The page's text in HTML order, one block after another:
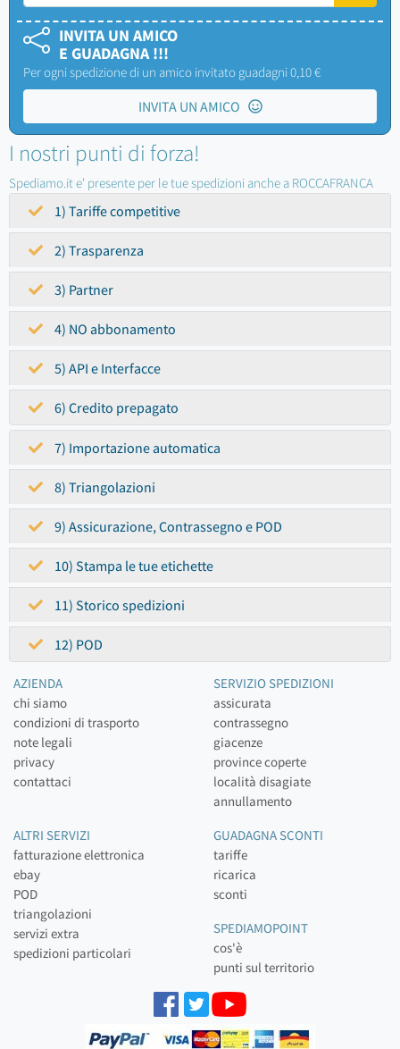
INVITA UN AMICO
E GUADAGNA !!!
Per ogni spedizione di un amico invitato guadagni 0,10 €
INVITA UN AMICO
I nostri punti di forza!
Spediamo.it e' presente per le tue spedizioni anche a ROCCAFRANCA
1) Tariffe competitive
2) Trasparenza
3) Partner
4) NO abbonamento
5) API e Interfacce
6) Credito prepagato
7) Importazione automatica
8) Triangolazioni
9) Assicurazione, Contrassegno e POD
10) Stampa le tue etichette
11) Storico spedizioni
12) POD
AZIENDA
chi siamo
condizioni di trasporto
note legali
privacy
contattaci
SERVIZIO SPEDIZIONI
assicurata
contrassegno
giacenze
province coperte
località disagiate
annullamento
ALTRI SERVIZI
fatturazione elettronica
ebay
POD
triangolazioni
servizi extra
spedizioni particolari
GUADAGNA SCONTI
tariffe
ricarica
sconti
SPEDIAMOPOINT
cos'è
punti sul territorio